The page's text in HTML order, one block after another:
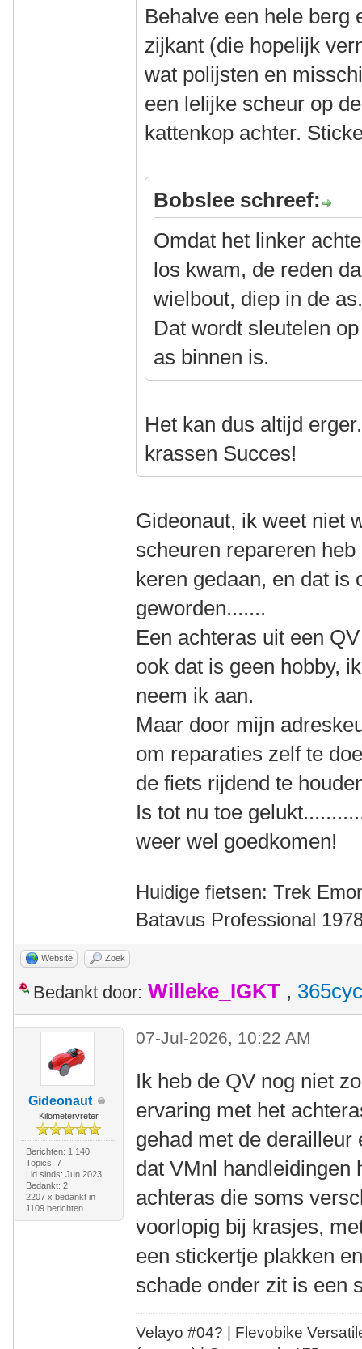
Behalve een hele berg
zijkant (die hopelijk
wat polijsten en
een lelijke scheur op
kattenkop achter.
Bobslee schreef:
Omdat het linker
los kwam, de reden
wielbout, diep in de
Dat wordt sleutelen
as binnen is.
Het kan dus altijd
krassen Succes!
Gideonaut, ik weet niet
scheuren repareren
keren gedaan, en dat is
geworden.......
Een achteras uit een
ook dat is geen hobby,
neem ik aan.
Maar door mijn
om reparaties zelf te
de fiets rijdend te
Is tot nu toe
weer wel goedkomen!
Huidige fietsen: Trek
Batavus Professional
Website Zoek
Bedankt door: Willeke_IGKT ,
Gideonaut
Kilometervreter
Berichten: 1.140
Topics: 7
Lid sinds: Jun 2023
Bedankt: 2
2207 x bedankt in
1109 berichten
07-Jul-2026, 10:22 AM
Ik heb de QV nog niet
ervaring met het
gehad met de
dat VMnl handleidingen
achteras die soms
voorlopig bij krasjes,
een stickertje plakken
schade onder zit is een
Velayo #04? | Flevobike